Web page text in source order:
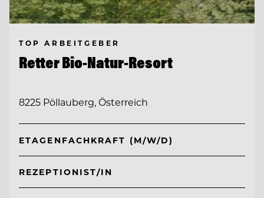
TOP ARBEITGEBER
Retter Bio-Natur-Resort
8225 Pöllauberg, Österreich
ETAGENFACHKRAFT (M/W/D)
REZEPTIONIST/IN